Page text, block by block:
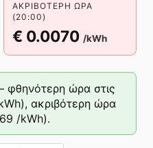
ΑΚΡΙΒΌΤΕΡΗ ΏΡΑ
(20:00)
€ 0.0070 /kWh
φθηνότερη ώρα στις
ακριβότερη ώρα
/kWh).